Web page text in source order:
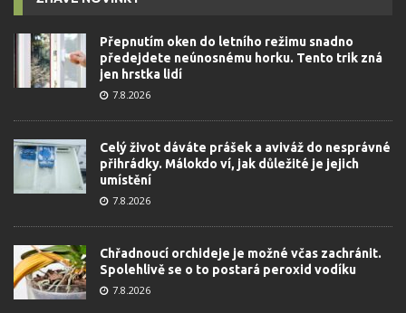
Přepnutím oken do letního režimu snadno
předejdete neúnosnému horku. Tento trik zná
jen hrstka lidí
7.8.2026
Celý život dáváte prášek a aviváž do nesprávné
přihrádky. Málokdo ví, jak důležité je jejich
umístění
7.8.2026
Chřadnoucí orchideje je možné včas zachránit.
Spolehlivě se o to postará peroxid vodíku
7.8.2026